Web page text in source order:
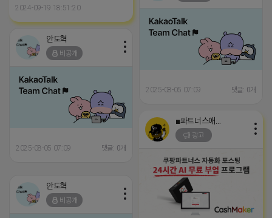
2024-09-19 18:51:20
2025-08-05 07:09 댓글: 0개
안도혁
비공개
2025-08-05 07:09 댓글: 0개
광고
안도혁
비공개